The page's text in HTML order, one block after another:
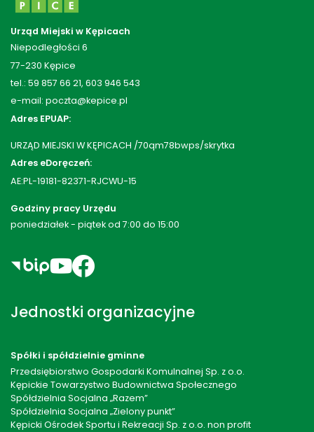
Urząd Miejski w Kępicach
Niepodległości 6
77-230 Kępice
tel.: 59 857 66 21, 603 946 543
e-mail: poczta@kepice.pl
Adres EPUAP:
URZĄD MIEJSKI W KĘPICACH /70qm78bwps/skrytka
Adres eDoręczeń:
AE:PL-19181-82371-RJCWU-15
Godziny pracy Urzędu
poniedziałek - piątek od 7:00 do 15:00
Jednostki organizacyjne
Spółki i spółdzielnie gminne
Przedsiębiorstwo Gospodarki Komulnalnej Sp. z o.o.
Kępickie Towarzystwo Budownictwa Społecznego
Spółdzielnia Socjalna „Razem”
Spółdzielnia Socjalna „Zielony punkt”
Kępicki Ośrodek Sportu i Rekreacji Sp. z o.o. non profit